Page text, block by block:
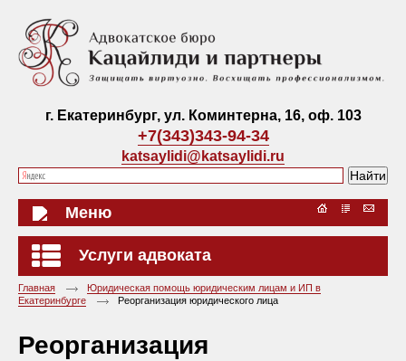
г. Екатеринбург, ул. Коминтерна, 16, оф. 103
+7(343)343-94-34
katsaylidi@katsaylidi.ru
Меню
Услуги адвоката
Главная
Юридическая помощь юридическим лицам и ИП в
Екатеринбурге
Реорганизация юридического лица
Реорганизация